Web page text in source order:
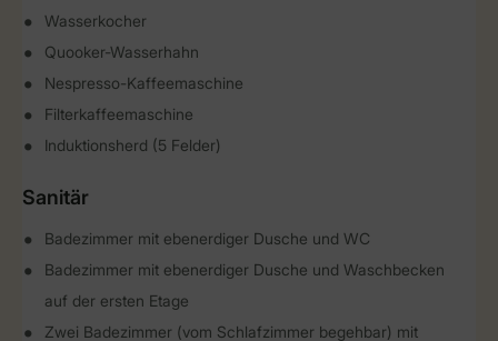
Wasserkocher
Quooker-Wasserhahn
Nespresso-Kaffeemaschine
Filterkaffeemaschine
Induktionsherd (5 Felder)
Sanitär
Badezimmer mit ebenerdiger Dusche und WC
Badezimmer mit ebenerdiger Dusche und Waschbecken
auf der ersten Etage
Zwei Badezimmer (vom Schlafzimmer begehbar) mit